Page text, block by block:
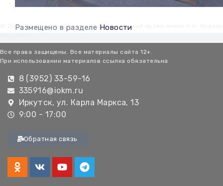
Размещено в разделе Новости
© 2026 Иркутский областной краеведческий музей имени Н.Н.
Все права защищены. Все материалы сайта 12+.
При использовании материалов ссылка обязательна
8 (3952) 33-59-16
335916@iokm.ru
Иркутск, ул. Карла Маркса, 13
9:00 - 17:00
Обратная связь